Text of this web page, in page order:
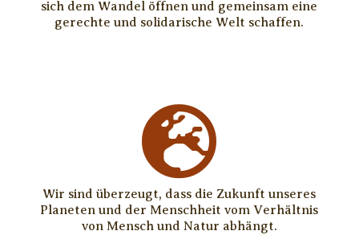
sich dem Wandel öffnen und gemeinsam eine
gerechte und solidarische Welt schaffen.

Wir sind überzeugt, dass die Zukunft unseres
Planeten und der Menschheit vom Verhältnis
von Mensch und Natur abhängt.